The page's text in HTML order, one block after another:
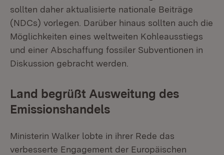
sollten daher aktualisierte nationale Beiträge
(NDCs) vorlegen. Darüber hinaus sollten auch die
Möglichkeiten eines weltweiten Kohleausstiegs
und einer Abschaffung fossiler Subventionen in
Diskussion gebracht werden.
Land begrüßt Ausweitung des
Emissionshandels
Ministerin Walker lobte in ihrer Rede das
verbesserte Engagement der Europäischen